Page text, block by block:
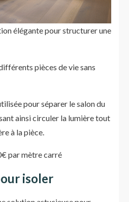
élégante pour structurer une
pièces de vie sans
pour séparer le salon du
ainsi circuler la lumière tout
à la pièce.
par mètre carré
isoler